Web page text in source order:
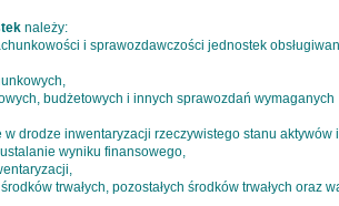
należy:
i sprawozdawczości jednostek
budżetowych i innych sprawozdań wymaganych
drodze inwentaryzacji rzeczywistego stanu aktywów
wyniku finansowego,
trwałych, pozostałych środków trwałych oraz